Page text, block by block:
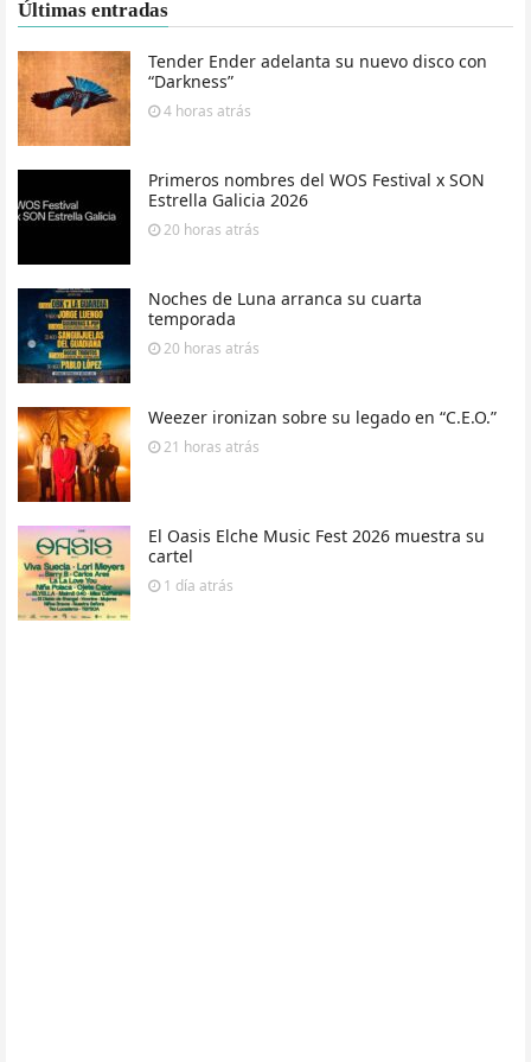
Últimas entradas
Tender Ender adelanta su nuevo disco con
“Darkness”
4 horas atrás
Primeros nombres del WOS Festival x SON
Estrella Galicia 2026
20 horas atrás
Noches de Luna arranca su cuarta
temporada
20 horas atrás
Weezer ironizan sobre su legado en “C.E.O.”
21 horas atrás
El Oasis Elche Music Fest 2026 muestra su
cartel
1 día atrás